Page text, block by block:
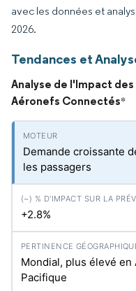
avec les données et
2026.
Tendances et
Analyse de l'Impact
Aéronefs Connectés*
Demande croissante
les passagers
+2.8%
Mondial, plus élevé
Pacifique